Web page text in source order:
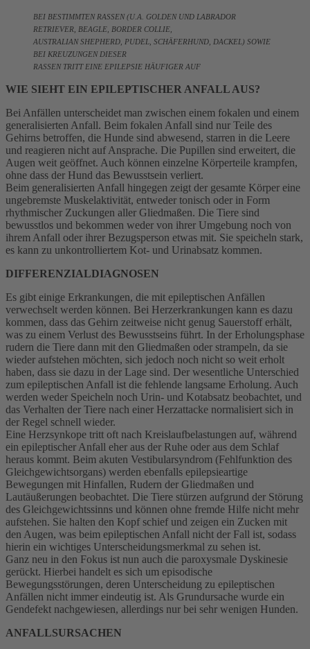
BEI BESTIMMTEN RASSEN (U.A. GOLDEN UND LABRADOR
RETRIEVER, BEAGLE, BORDER COLLIE,
AUSTRALIAN SHEPHERD, PUDEL, SCHÄFERHUND, DACKEL) SOWIE
BEI KREUZUNGEN DIESER
RASSEN TRITT EINE EPILEPSIE HÄUFIGER AUF
WIE SIEHT EIN EPILEPTISCHER ANFALL AUS?
Bei Anfällen unterscheidet man zwischen einem fokalen und einem
generalisierten Anfall. Beim fokalen Anfall sind nur Teile des
Gehirns betroffen, die Hunde sind abwesend, starren in die Leere
und reagieren nicht auf Ansprache. Die Pupillen sind erweitert, die
Augen weit geöffnet. Auch können einzelne Körperteile krampfen,
ohne dass der Hund das Bewusstsein verliert.
Beim generalisierten Anfall hingegen zeigt der gesamte Körper eine
ungebremste Muskelaktivität, entweder tonisch oder in Form
rhythmischer Zuckungen aller Gliedmaßen. Die Tiere sind
bewusstlos und bekommen weder von ihrer Umgebung noch von
ihrem Anfall oder ihrer Bezugsperson etwas mit. Sie speicheln stark,
es kann zu unkontrolliertem Kot- und Urinabsatz kommen.
DIFFERENZIALDIAGNOSEN
Es gibt einige Erkrankungen, die mit epileptischen Anfällen
verwechselt werden können. Bei Herzerkrankungen kann es dazu
kommen, dass das Gehirn zeitweise nicht genug Sauerstoff erhält,
was zu einem Verlust des Bewusstseins führt. In der Erholungsphase
rudern die Tiere dann mit den Gliedmaßen oder strampeln, da sie
wieder aufstehen möchten, sich jedoch noch nicht so weit erholt
haben, dass sie dazu in der Lage sind. Der wesentliche Unterschied
zum epileptischen Anfall ist die fehlende langsame Erholung. Auch
werden weder Speicheln noch Urin- und Kotabsatz beobachtet, und
das Verhalten der Tiere nach einer Herzattacke normalisiert sich in
der Regel schnell wieder.
Eine Herzsynkope tritt oft nach Kreislaufbelastungen auf, während
ein epileptischer Anfall eher aus der Ruhe oder aus dem Schlaf
heraus kommt. Beim akuten Vestibularsyndrom (Fehlfunktion des
Gleichgewichtsorgans) werden ebenfalls epilepsieartige
Bewegungen mit Hinfallen, Rudern der Gliedmaßen und
Lautäußerungen beobachtet. Die Tiere stürzen aufgrund der Störung
des Gleichgewichtssinns und können ohne fremde Hilfe nicht mehr
aufstehen. Sie halten den Kopf schief und zeigen ein Zucken mit
den Augen, was beim epileptischen Anfall nicht der Fall ist, sodass
hierin ein wichtiges Unterscheidungsmerkmal zu sehen ist.
Ganz neu in den Fokus ist nun auch die paroxysmale Dyskinesie
gerückt. Hierbei handelt es sich um episodische
Bewegungsstörungen, deren Unterscheidung zu epileptischen
Anfällen nicht immer eindeutig ist. Als Grundursache wurde ein
Gendefekt nachgewiesen, allerdings nur bei sehr wenigen Hunden.
ANFALLSURSACHEN